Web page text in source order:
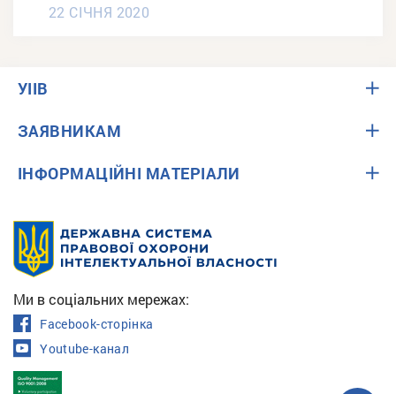
22 СІЧНЯ 2020
УІІВ
ЗАЯВНИКАМ
ІНФОРМАЦІЙНІ МАТЕРІАЛИ
Ми в соціальних мережах:
Facebook-сторінка
Youtube-канал